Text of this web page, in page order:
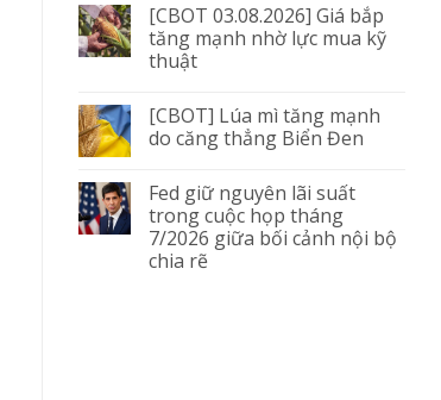
[CBOT 03.08.2026] Giá bắp
tăng mạnh nhờ lực mua kỹ
thuật
[CBOT] Lúa mì tăng mạnh
do căng thẳng Biển Đen
Fed giữ nguyên lãi suất
trong cuộc họp tháng
7/2026 giữa bối cảnh nội bộ
chia rẽ